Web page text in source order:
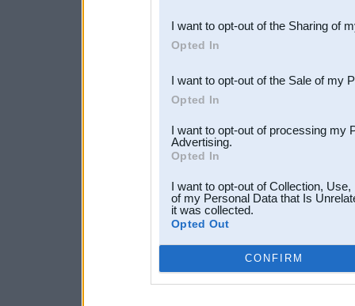
Downstream Participants
third parties.
I want to opt-out of the Sharing of
Opted In
I want to opt-out of the Sale of my
Opted In
I want to opt-out of processing my
Advertising.
Opted In
I want to opt-out of Collection,
of my Personal Data that Is
it was collected.
Opted Out
CONFIRM